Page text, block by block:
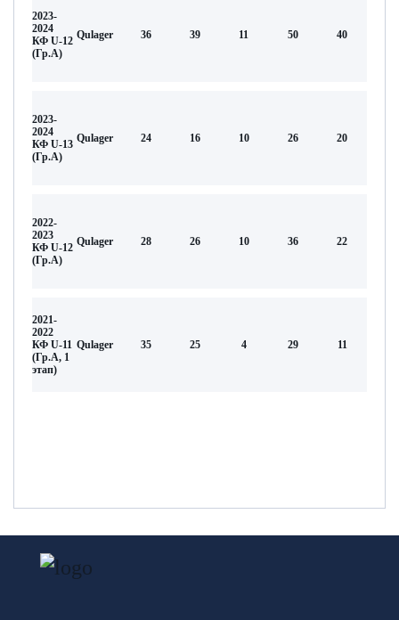
2023-
2024
КФ U-12
(Гр.А)
Qulager 36 39 11 50 40
2023-
2024
КФ U-13
(Гр.А)
Qulager 24 16 10 26 20
2022-
2023
КФ U-12
(Гр.А)
Qulager 28 26 10 36 22
2021-
2022
КФ U-11
(Гр.А, 1
этап)
Qulager 35 25 4 29 11